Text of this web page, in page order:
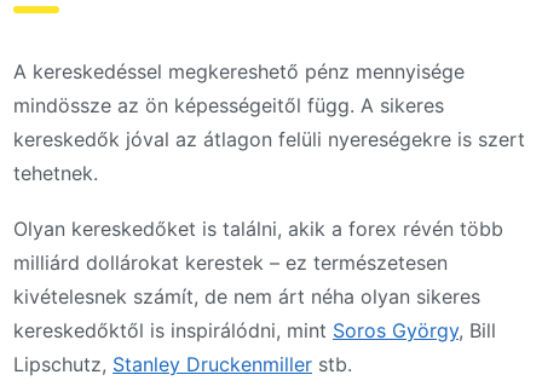
A kereskedéssel megkereshető pénz mennyisége
mindössze az ön képességeitől függ. A sikeres
kereskedők jóval az átlagon felüli nyereségekre is szert
tehetnek.
Olyan kereskedőket is találni, akik a forex révén több
milliárd dollárokat kerestek – ez természetesen
kivételesnek számít, de nem árt néha olyan sikeres
kereskedőktől is inspirálódni, mint Soros György, Bill
Lipschutz, Stanley Druckenmiller stb.